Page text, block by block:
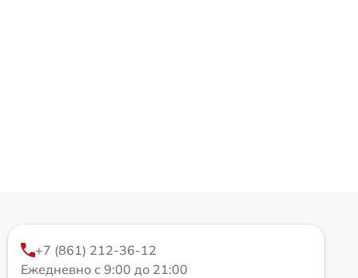
+7 (861) 212-36-12
Ежедневно с 9:00 до 21:00